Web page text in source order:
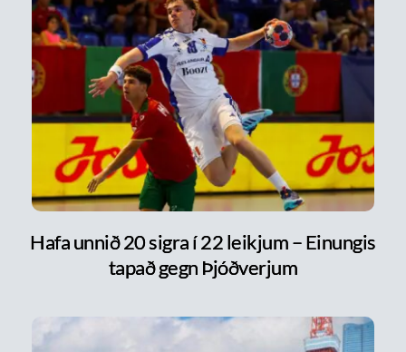
Hafa unnið 20 sigra í 22 leikjum – Einungis
tapað gegn Þjóðverjum